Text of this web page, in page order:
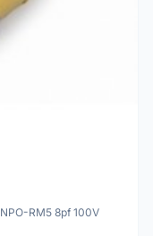
RM5 8pf 100V